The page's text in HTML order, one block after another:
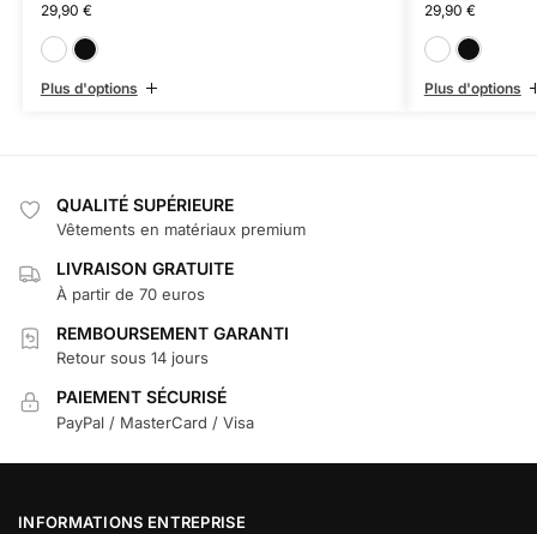
29,90 €
Plus d'options
29,90 €
Plus d'options
QUALITÉ SUPÉRIEURE
Vêtements en matériaux premium
LIVRAISON GRATUITE
À partir de 70 euros
REMBOURSEMENT GARANTI
Retour sous 14 jours
PAIEMENT SÉCURISÉ
PayPal / MasterCard / Visa
INFORMATIONS ENTREPRISE